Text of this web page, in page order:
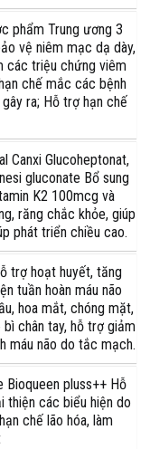
phẩm Trung ương 3
vệ niêm mạc dạ dày,
các triệu chứng viêm
chế mắc các bệnh
ra; Hỗ trợ hạn chế
Canxi Glucoheptonat,
gluconate Bổ sung
K2 100mcg và
răng chắc khỏe, giúp
phát triển chiều cao.
trợ hoạt huyết, tăng
tuần hoàn máu não
hoa mắt, chóng mặt,
chân tay, hỗ trợ giảm
máu não do tắc mạch.
pluss++ Hỗ
thiện các biểu hiện do
chế lão hóa, làm